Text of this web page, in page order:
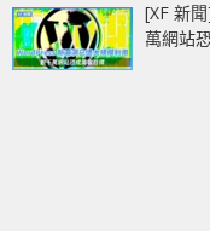
[XF 新
萬網站